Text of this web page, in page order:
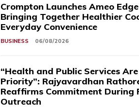
Crompton Launches Ameo
Bringing Together Healthier
Everyday Convenience
BUSINESS 06/08/2026
“Health and Public Services
Priority”: Rajyavardhan
Reaffirms Commitment During
Outreach